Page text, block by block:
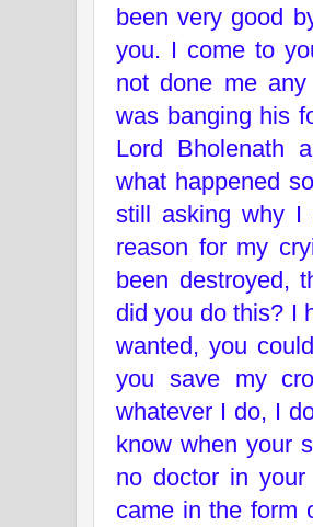
been very good
you. I come to
not done me
was banging his
Lord Bholenath
what happened
still asking why I
reason for my
been destroyed,
did you do this? I
wanted, you
you save my
whatever I do, I
know when your
no doctor in
came in the form